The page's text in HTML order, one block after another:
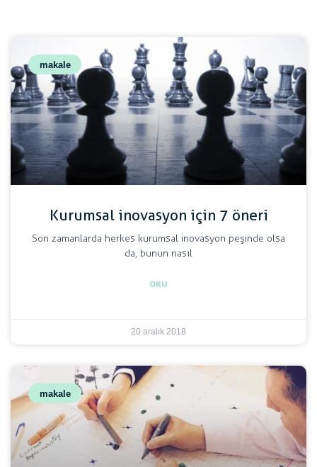
makale
Kurumsal inovasyon için 7 öneri
Son zamanlarda herkes kurumsal inovasyon peşinde olsa
da, bunun nasıl
OKU
20 aralık 2018
makale